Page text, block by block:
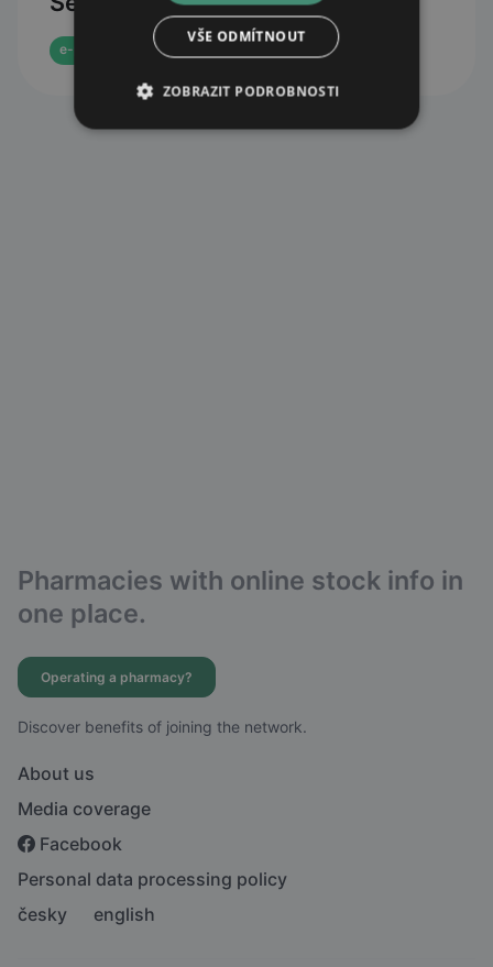
e-prescription reservation
Pharmacies with online stock info in
one place.
Operating a pharmacy?
Discover benefits of joining the network.
About us
Media coverage
Facebook
Personal data processing policy
česky
english
VŠE ODMÍTNOUT
ZOBRAZIT PODROBNOSTI